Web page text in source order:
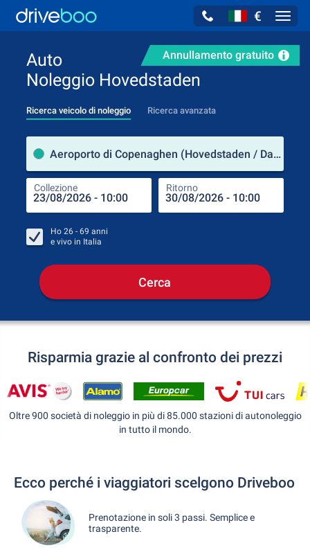
€
Annullamento gratuito
Auto
Noleggio Hovedstaden
Ricerca veicolo di noleggio Ricerca avanzata
Aeroporto di Copenaghen (Hovedstaden / Danimarca)
Collezione Ritorno
Ho 26 - 69 anni
e vivo in Italia
Cerca
Risparmia grazie al confronto dei prezzi
Oltre 900 società di noleggio in più di 85.000 stazioni di autonoleggio
in tutto il mondo.
Ecco perché i viaggiatori scelgono Driveboo
Prenotazione in soli 3 passi. Semplice e
trasparente.